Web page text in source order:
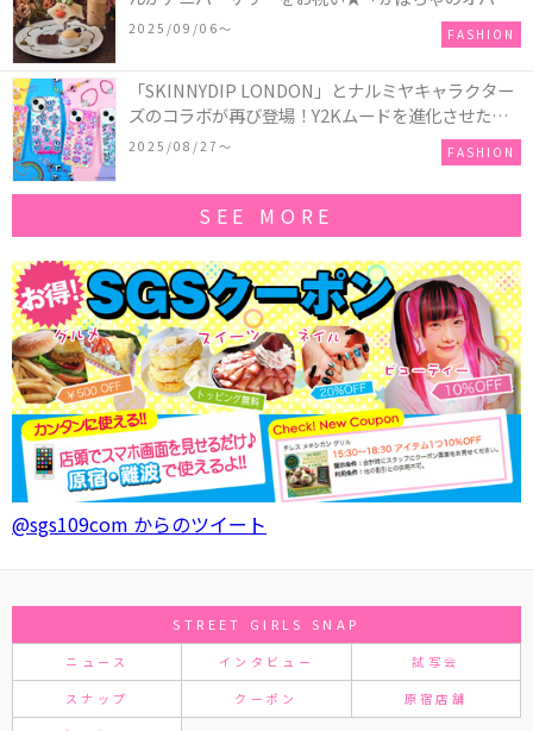
ーキアクセサリー」が新発売！Q-pot CAFE.では
「かぼちゃのオバケーキプレート」も登場
2025/09/06〜 FASHION
「SKINNYDIP LONDON」とナルミヤキャラクター
ズのコラボが再び登場！Y2Kムードを進化させた新
作コレクションを発売♪
2025/08/27〜 FASHION
SEE MORE
@sgs109com からのツイート
STREET GIRLS SNAP
ニュース インタビュー 試写会
スナップ クーポン 原宿店舗